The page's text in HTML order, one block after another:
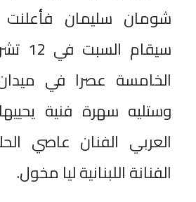
شومان سليمان فأعلنت
الخامسة عصرا في
وستليه سهرة فنية
العربي الفنان عاصي
الفنانة اللبنانية ليا مخول.